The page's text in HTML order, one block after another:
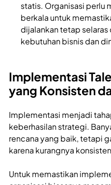
statis. Organisasi perlu
berkala untuk
dijalankan tetap
kebutuhan bisnis dan
Implementasi
yang Konsisten
Implementasi menjadi
keberhasilan strategi.
rencana yang baik, tetapi
karena kurangnya
Untuk memastikan